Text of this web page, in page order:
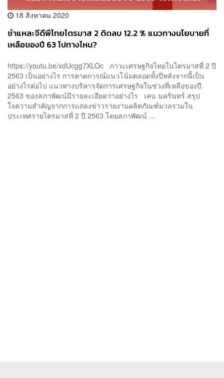
18 สิงหาคม 2020
ชำแหละจีดีพีไทยไตรมาส 2 ติดลบ 12.2 % แนวทางนโยบายที่
เหลือของปี 63 ไปทางไหน?
https://youtu.be/xdUcgg7XLOc ภาวะเศรษฐกิจไทยในไตรมาสที่ 2 ปี
2563 เป็นอย่างไร การคาดการณ์แนวโน้มตลอดทั้งปีหลังจากนี้เป็น
อย่างไรต่อไป แนวทางบริหารจัดการเศรษฐกิจในช่วงที่เหลือของปี
2563 ของสภาพัฒน์มีรายละเอียดว่าอย่างไร เคน นครินทร์ สรุป
ใจความสำคัญจากการแถลงข่าวรายงานผลิตภัณฑ์มวลรวมใน
ประเทศรายไตรมาสที่ 2 ปี 2563 โดยสภาพัฒน์ ...